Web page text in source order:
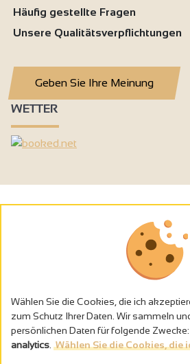
Häufig gestellte Fragen
Unsere Qualitätsverpflichtungen
Geben Sie Ihre Meinung
WETTER
Alkoholmissbrauch ist gefährlich für die
Wählen Sie die Cookies, die ich
zum Schutz Ihrer Daten. Wir sammeln
persönlichen Daten für folgende Zwecke:
analytics Wählen Sie die Cookies, die